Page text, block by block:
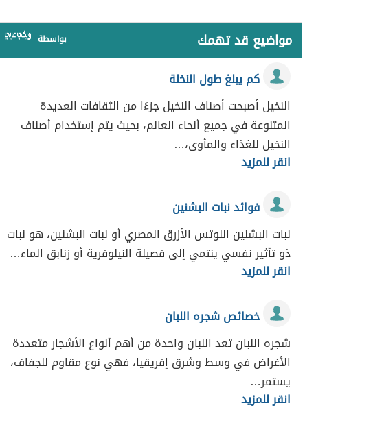
مواضيع قد تهمك بواسطة
كم يبلغ طول النخلة
النخيل أصبحت أصناف النخيل جزءًا من الثقافات العديدة
المتنوعة في جميع أنحاء العالم، بحيث يتم إستخدام أصناف
النخيل للغذاء والمأوى،…
انقر للمزيد
فوائد نبات البشنين
نبات البشنين اللوتس الأزرق المصري أو نبات البشنين، هو نبات
ذو تأثير نفسي ينتمي إلى فصيلة النيلوفرية أو زنابق الماء…
انقر للمزيد
خصائص شجره اللبان
شجره اللبان تعد اللبان واحدة من أهم أنواع الأشجار متعددة
الأغراض في وسط وشرق إفريقيا، فهي نوع مقاوم للجفاف،
يستمر…
انقر للمزيد